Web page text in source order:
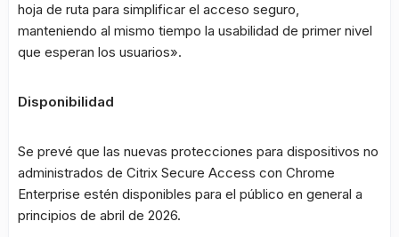
hoja de ruta para simplificar el acceso seguro,
manteniendo al mismo tiempo la usabilidad de primer nivel
que esperan los usuarios».
Disponibilidad
Se prevé que las nuevas protecciones para dispositivos no
administrados de Citrix Secure Access con Chrome
Enterprise estén disponibles para el público en general a
principios de abril de 2026.